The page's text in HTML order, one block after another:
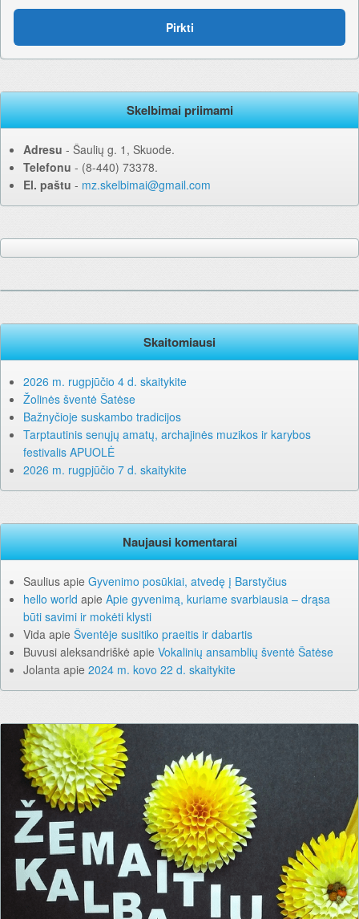
Pirkti
Skelbimai priimami
Adresu ‐ Šaulių g. 1, Skuode.
Telefonu ‐ (8-440) 73378.
El. paštu ‐ mz.skelbimai@gmail.com
Skaitomiausi
2026 m. rugpjūčio 4 d. skaitykite
Žolinės šventė Šatėse
Bažnyčioje suskambo tradicijos
Tarptautinis senųjų amatų, archajinės muzikos ir karybos
festivalis APUOLĖ
2026 m. rugpjūčio 7 d. skaitykite
Naujausi komentarai
Saulius apie Gyvenimo posūkiai, atvedę į Barstyčius
hello world apie Apie gyvenimą, kuriame svarbiausia – drąsa
būti savimi ir mokėti klysti
Vida apie Šventėje susitiko praeitis ir dabartis
Buvusi aleksandriškė apie Vokalinių ansamblių šventė Šatėse
Jolanta apie 2024 m. kovo 22 d. skaitykite